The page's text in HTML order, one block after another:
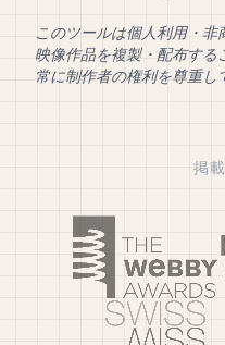
このツールは個人利用・
映像作品を複製・配布する
常に制作者の権利を尊重し
掲